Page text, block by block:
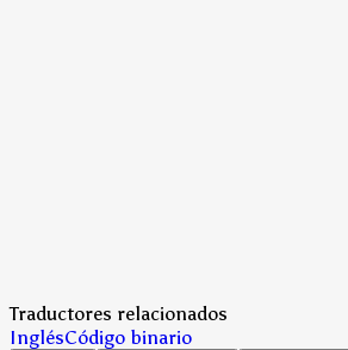
Traductores relacionados
InglésCódigo binario